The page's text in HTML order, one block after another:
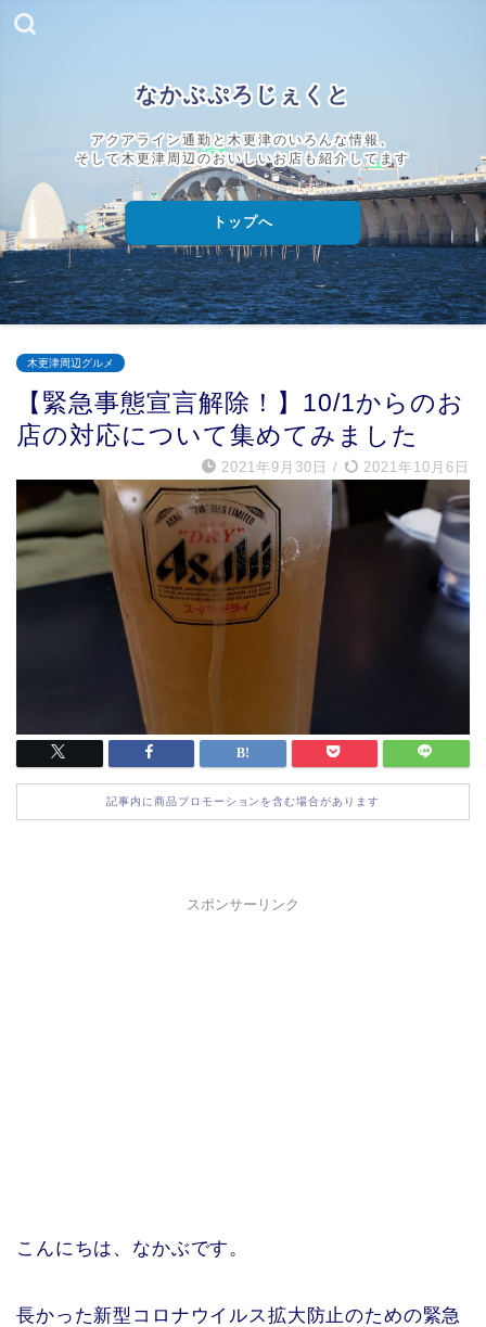
なかぶぷろじぇくと
アクアライン通勤と木更津のいろんな情報、
そして木更津周辺のおいしいお店も紹介してます
トップへ
木更津周辺グルメ
【緊急事態宣言解除！】10/1からのお
店の対応について集めてみました
2021年9月30日 / 2021年10月6日
記事内に商品プロモーションを含む場合があります
スポンサーリンク
こんにちは、なかぶです。
長かった新型コロナウイルス拡大防止のための緊急